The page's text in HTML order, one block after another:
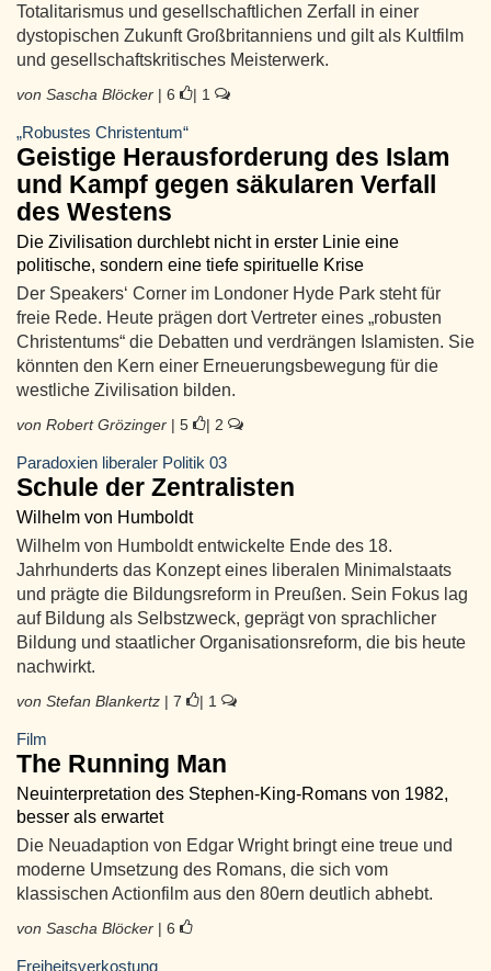
Totalitarismus und gesellschaftlichen Zerfall in einer
dystopischen Zukunft Großbritanniens und gilt als Kultfilm
und gesellschaftskritisches Meisterwerk.
von Sascha Blöcker | 6 | 1
„Robustes Christentum“
Geistige Herausforderung des Islam
und Kampf gegen säkularen Verfall
des Westens
Die Zivilisation durchlebt nicht in erster Linie eine
politische, sondern eine tiefe spirituelle Krise
Der Speakers‘ Corner im Londoner Hyde Park steht für
freie Rede. Heute prägen dort Vertreter eines „robusten
Christentums“ die Debatten und verdrängen Islamisten. Sie
könnten den Kern einer Erneuerungsbewegung für die
westliche Zivilisation bilden.
von Robert Grözinger | 5 | 2
Paradoxien liberaler Politik 03
Schule der Zentralisten
Wilhelm von Humboldt
Wilhelm von Humboldt entwickelte Ende des 18.
Jahrhunderts das Konzept eines liberalen Minimalstaats
und prägte die Bildungsreform in Preußen. Sein Fokus lag
auf Bildung als Selbstzweck, geprägt von sprachlicher
Bildung und staatlicher Organisationsreform, die bis heute
nachwirkt.
von Stefan Blankertz | 7 | 1
Film
The Running Man
Neuinterpretation des Stephen-King-Romans von 1982,
besser als erwartet
Die Neuadaption von Edgar Wright bringt eine treue und
moderne Umsetzung des Romans, die sich vom
klassischen Actionfilm aus den 80ern deutlich abhebt.
von Sascha Blöcker | 6
Freiheitsverkostung